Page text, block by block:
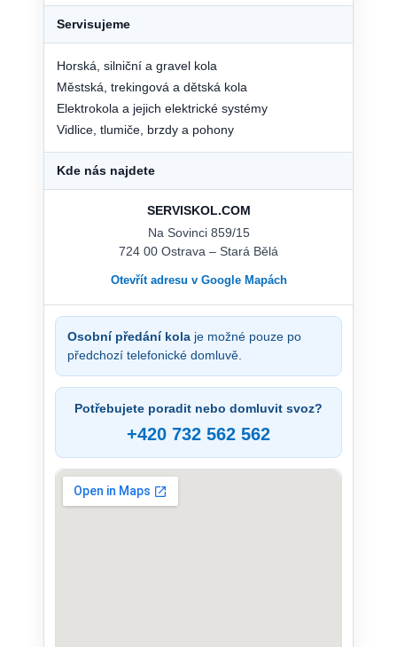
Servisujeme
Horská, silniční a gravel kola
Městská, trekingová a dětská kola
Elektrokola a jejich elektrické systémy
Vidlice, tlumiče, brzdy a pohony
Kde nás najdete
SERVISKOL.COM
Na Sovinci 859/15
724 00 Ostrava – Stará Bělá
Otevřít adresu v Google Mapách
Osobní předání kola je možné pouze po
předchozí telefonické domluvě.
Potřebujete poradit nebo domluvit svoz?
+420 732 562 562